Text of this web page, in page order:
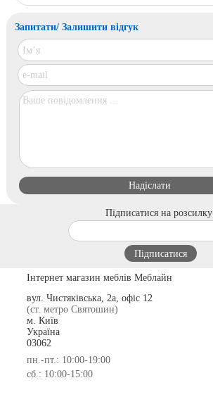
Запитати/ Залишити відгук
Підписатися на
Інтернет магазин меблів Меблайн
вул. Чистяківська, 2а, офіс 12
(ст. метро Святошин)
м. Київ
Україна
03062
пн.-пт.: 10:00-19:00
сб.: 10:00-15:00